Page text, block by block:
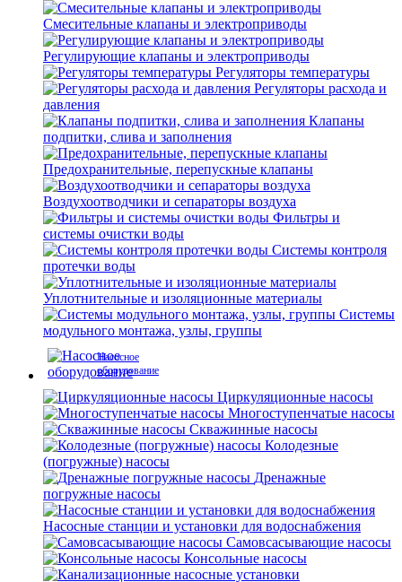
Смесительные клапаны и электроприводы
Регулирующие клапаны и электроприводы
Регуляторы температуры
Регуляторы расхода и
давления
Клапаны
подпитки, слива и заполнения
Предохранительные, перепускные клапаны
Воздухоотводчики и сепараторы воздуха
Фильтры и
системы очистки воды
Системы контроля
протечки воды
Уплотнительные и изоляционные материалы
Системы
модульного монтажа, узлы, группы
Насосное
оборудование
Циркуляционные насосы
Многоступенчатые насосы
Скважинные насосы
Колодезные
(погружные) насосы
Дренажные
погружные насосы
Насосные станции и установки для водоснабжения
Самовсасывающие насосы
Консольные насосы